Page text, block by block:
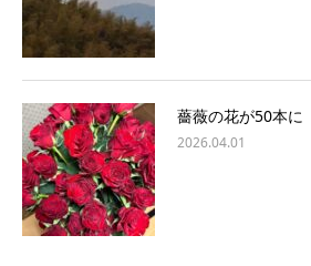
薔薇の花が50本に
2026.04.01